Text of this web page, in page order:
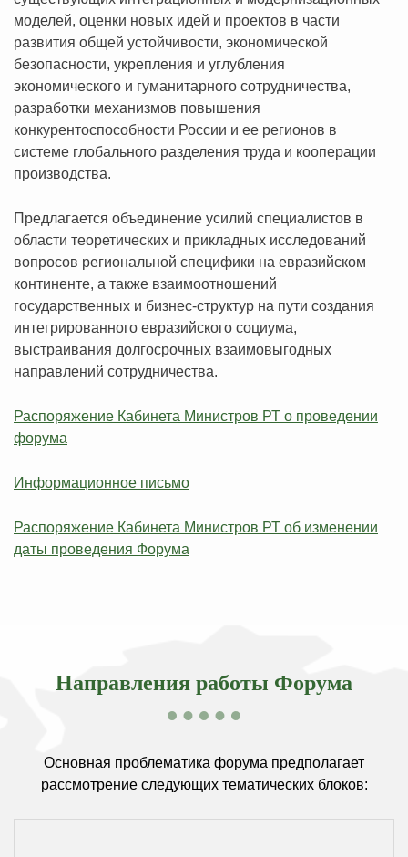
моделей, оценки новых идей и проектов в части
развития общей устойчивости, экономической
безопасности, укрепления и углубления
экономического и гуманитарного сотрудничества,
разработки механизмов повышения
конкурентоспособности России и ее регионов в
системе глобального разделения труда и кооперации
производства.
Предлагается объединение усилий специалистов в
области теоретических и прикладных исследований
вопросов региональной специфики на евразийском
континенте, а также взаимоотношений
государственных и бизнес-структур на пути создания
интегрированного евразийского социума,
выстраивания долгосрочных взаимовыгодных
направлений сотрудничества.
Распоряжение Кабинета Министров РТ о проведении
форума
Информационное письмо
Распоряжение Кабинета Министров РТ об изменении
даты проведения Форума
Направления работы Форума
Основная проблематика форума предполагает
рассмотрение следующих тематических блоков: